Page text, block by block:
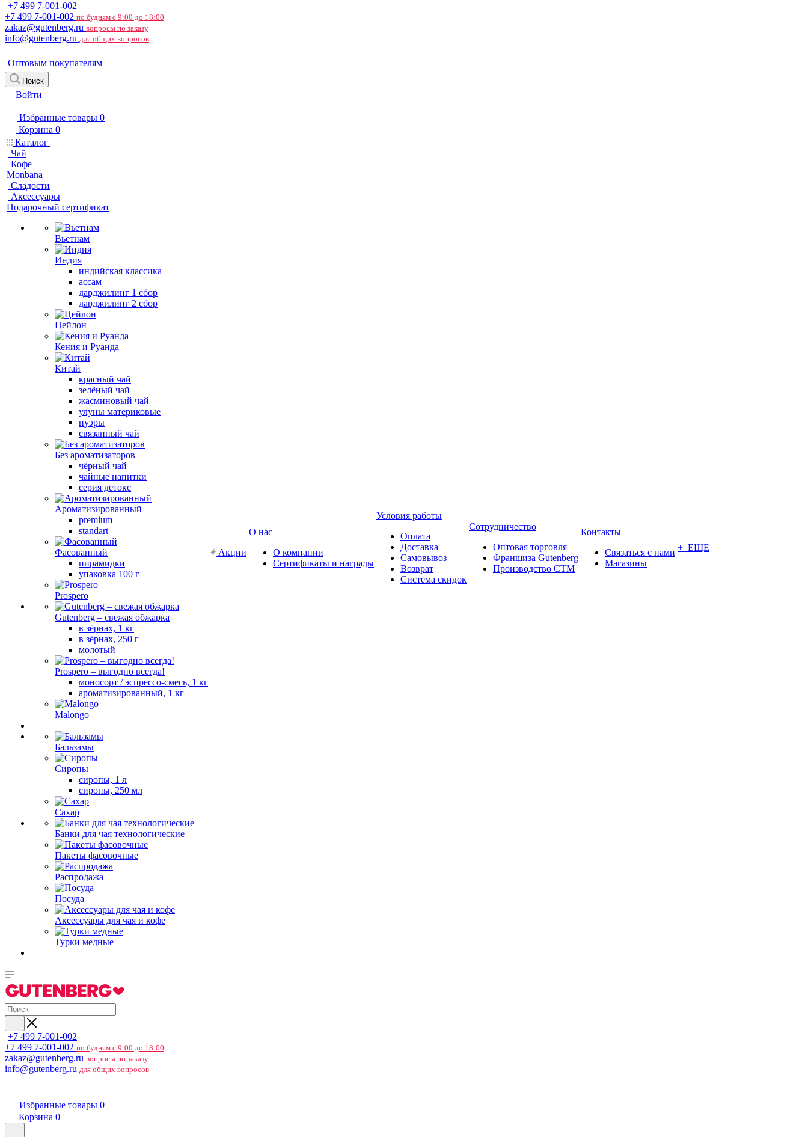
+7 499 7-001-002
+7 499 7-001-002 по будням с 9:00 до 18:00
zakaz@gutenberg.ru вопросы по заказу
info@gutenberg.ru для общих вопросов
Оптовым покупателям
Поиск
Войти
Избранные товары 0
Корзина 0
Каталог
Чай
Кофе
Monbana
Сладости
Аксессуары
Подарочный сертификат
Вьетнам
Индия
индийская классика
ассам
дарджилинг 1 сбор
дарджилинг 2 сбор
Цейлон
Кения и Руанда
Китай
красный чай
зелёный чай
жасминовый чай
улуны материковые
пуэры
связанный чай
Без ароматизаторов
чёрный чай
чайные напитки
серия детокс
Ароматизированный
premium
standart
Фасованный
пирамидки
упаковка 100 г
Prospero
Gutenberg – свежая обжарка
в зёрнах, 1 кг
в зёрнах, 250 г
молотый
Prospero – выгодно всегда!
моносорт / эспрессо-смесь, 1 кг
ароматизированный, 1 кг
Malongo
Бальзамы
Сиропы
сиропы, 1 л
сиропы, 250 мл
Сахар
Банки для чая технологические
Пакеты фасовочные
Распродажа
Посуда
Аксессуары для чая и кофе
Турки медные
Акции
О нас
О компании
Сертификаты и награды
Условия работы
Оплата
Доставка
Самовывоз
Возврат
Система скидок
Сотрудничество
Оптовая торговля
Франшиза Gutenberg
Производство СТМ
Контакты
Связаться с нами
Магазины
+ ЕЩЕ
+7 499 7-001-002
+7 499 7-001-002 по будням с 9:00 до 18:00
zakaz@gutenberg.ru вопросы по заказу
info@gutenberg.ru для общих вопросов
Избранные товары 0
Корзина 0